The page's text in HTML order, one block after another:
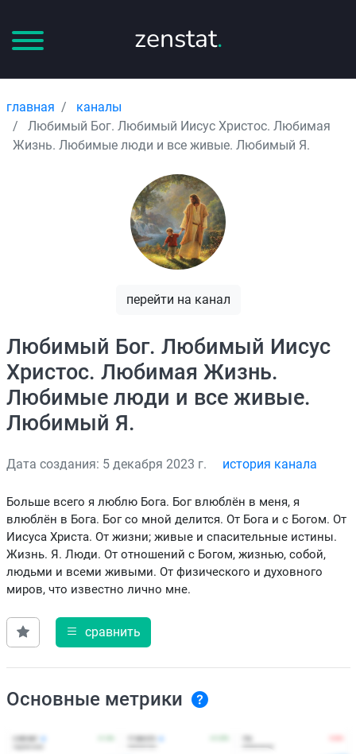
zenstat.
главная
каналы
Любимый Бог. Любимый Иисус Христос. Любимая
Жизнь. Любимые люди и все живые. Любимый Я.
перейти на канал
Любимый Бог. Любимый Иисус
Христос. Любимая Жизнь.
Любимые люди и все живые.
Любимый Я.
Дата создания: 5 декабря 2023 г. история канала
Больше всего я люблю Бога. Бог влюблён в меня, я
влюблён в Бога. Бог со мной делится. От Бога и с Богом. От
Иисуса Христа. От жизни; живые и спасительные истины.
Жизнь. Я. Люди. От отношений с Богом, жизнью, собой,
людьми и всеми живыми. От физического и духовного
миров, что известно лично мне.
сравнить
Основные метрики